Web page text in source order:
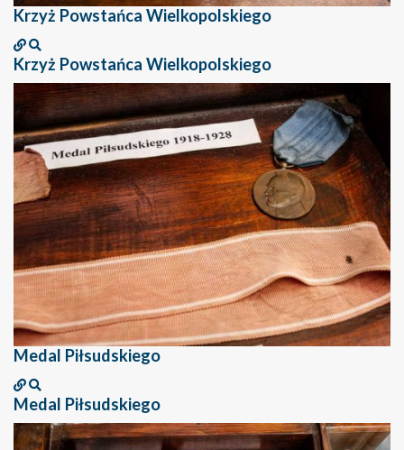
Krzyż Powstańca Wielkopolskiego
Krzyż Powstańca Wielkopolskiego
Medal Piłsudskiego
Medal Piłsudskiego